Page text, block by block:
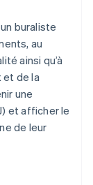
buraliste
au
ainsi qu’à
et de la
une
et afficher le
de leur